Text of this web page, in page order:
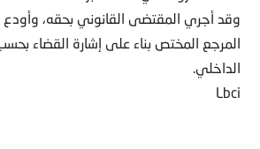
وقد أجري المقتضى القانوني بحقه،
المرجع المختص بناء على إشارة القضاء
الداخلي.
Lbci